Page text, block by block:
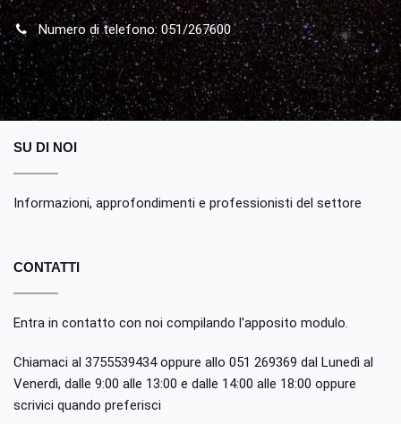
Numero di telefono: 051/267600
SU DI NOI
Informazioni, approfondimenti e professionisti del settore
CONTATTI
Entra in contatto con noi compilando l'apposito modulo.
Chiamaci al 3755539434 oppure allo 051 269369 dal Lunedì al
Venerdì, dalle 9:00 alle 13:00 e dalle 14:00 alle 18:00 oppure
scrivici quando preferisci